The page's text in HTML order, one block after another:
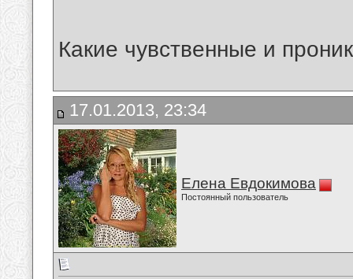
Какие чувственные и
17.01.2013, 23:34
Елена Евдокимова
Постоянный пользователь